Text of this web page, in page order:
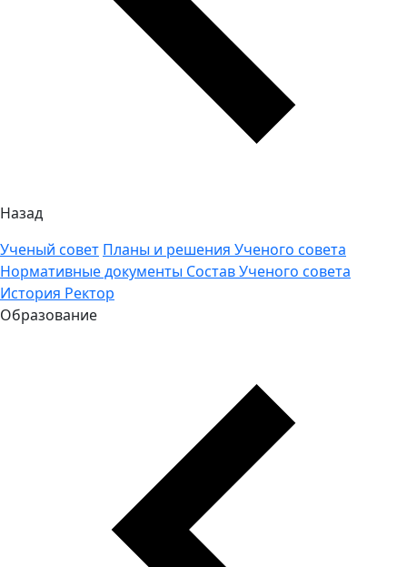
Назад
Ученый совет Планы и решения Ученого совета
Нормативные документы Состав Ученого совета
История Ректор
Образование